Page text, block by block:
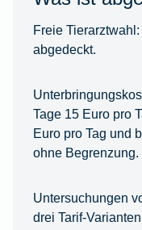
Freie Tierarztwahl:
abgedeckt.
Tage 15 Euro pro
Euro pro Tag und
ohne Begrenzung.
Untersuchungen
drei Tarif-